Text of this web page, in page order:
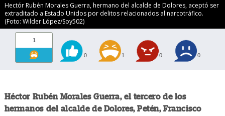
Hectór Rubén Morales Guerra, hermano del alcalde de Dolores, aceptó ser
extraditado a Estado Unidos por delitos relacionados al narcotráfico.
(Foto: Wilder López/Soy502)
1
0 1 0 0
Héctor Rubén Morales Guerra, el tercero de los
hermanos del alcalde de Dolores, Petén, Francisco